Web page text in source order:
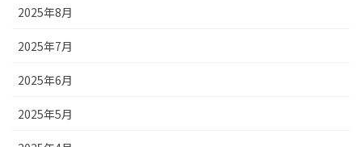
2025年8月
2025年7月
2025年6月
2025年5月